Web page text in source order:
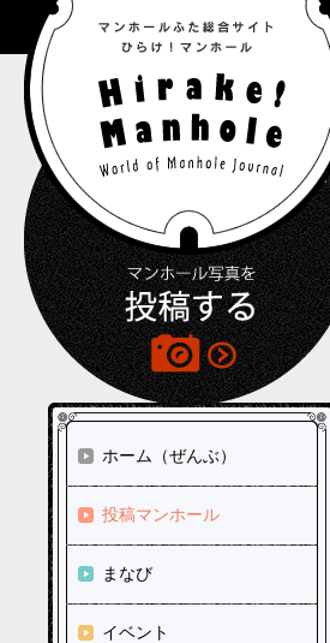
ホーム（ぜんぶ）
投稿マンホール
まなび
イベント